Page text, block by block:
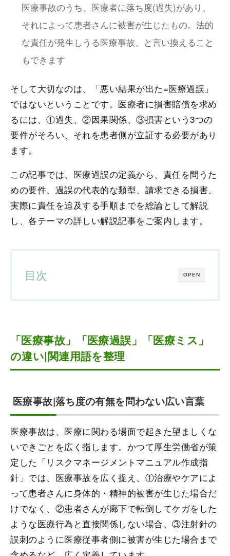
医療事故のうち、医療者に落ち度(過失)があり、
それによって患者さんに被害が生じたもの。法的
な責任が発生しうる医療事故、と言い換えること
もできます
そして大切なのは、「悪い結果が出た=医療過誤」
ではないということです。医療者に損害賠償を求め
るには、①過失、②因果関係、③損害という3つの
要件がそろい、それを患者側が立証する必要があり
ます。
この記事では、医療過誤の定義から、責任を問うた
めの要件、過誤の代表的な類型、請求できる損害、
実際に責任を追及する手順までを総論として解説
し、各テーマの詳しい解説記事をご案内します。
OPEN
目次
「医療事故」「医療過誤」「医療ミス」
の違い|関連用語を整理
医療事故|落ち度の有無を問わない広い言葉
医療事故は、医療に関わる場面で起きた望ましくな
いできごとを広く指します。かつて厚生労働省が策
定した「リスクマネージメントマニュアル作成指
針」では、医療事故を広く捉え、①治療やケアによ
って患者さんに身体的・精神的被害が生じた場合だ
けでなく、②患者さんが廊下で転倒してケガをした
ような医療行為と直接関係しない場合、③注射針の
誤刺のように医療従事者側に被害が生じた場合まで